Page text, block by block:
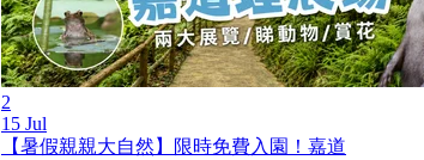
2
15 Jul
【暑假親親大自然】限時免費入園！嘉道